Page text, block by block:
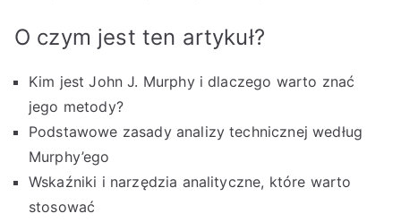
O czym jest ten artykuł?
Kim jest John J. Murphy i dlaczego warto znać
jego metody?
Podstawowe zasady analizy technicznej według
Murphy’ego
Wskaźniki i narzędzia analityczne, które warto
stosować